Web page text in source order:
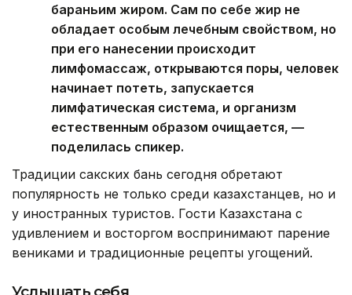
бараньим жиром. Сам по себе жир не
обладает особым лечебным свойством, но
при его нанесении происходит
лимфомассаж, открываются поры, человек
начинает потеть, запускается
лимфатическая система, и организм
естественным образом очищается, —
поделилась спикер.
Традиции сакских бань сегодня обретают
популярность не только среди казахстанцев, но и
у иностранных туристов. Гости Казахстана с
удивлением и восторгом воспринимают парение
вениками и традиционные рецепты угощений.
Услышать себя